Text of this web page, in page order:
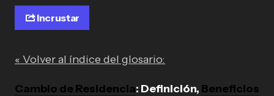
Incrustar
« Volver al índice del glosario:
Cambio de Residencia: Definición, Beneficios